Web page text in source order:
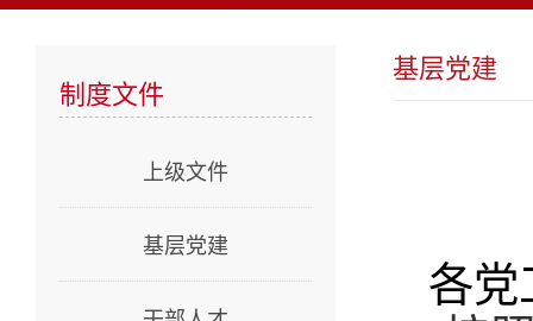
制度文件
上级文件
基层党建
基层党建
各党